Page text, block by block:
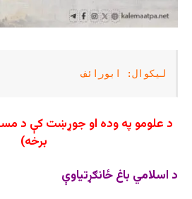
لیکوال: ابورائف
د علومو په وده او جوړښت کې د
برخه)
د اسلامي باغ ځانګړتیاوې